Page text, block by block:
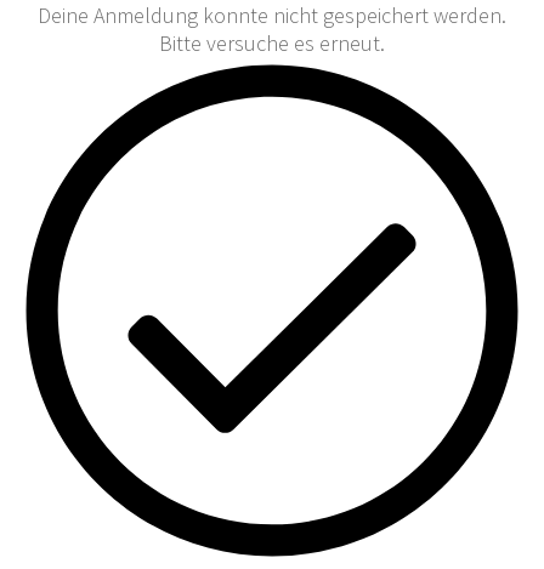
Deine Anmeldung konnte nicht gespeichert werden.
Bitte versuche es erneut.